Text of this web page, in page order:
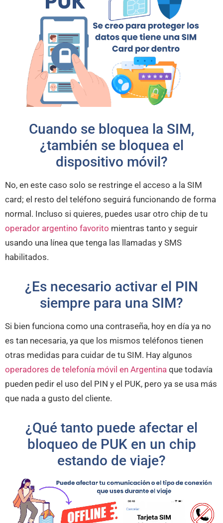
Cuando se bloquea la SIM,
¿también se bloquea el
dispositivo móvil?
No, en este caso solo se restringe el acceso a la SIM
card; el resto del teléfono seguirá funcionando de forma
normal. Incluso si quieres, puedes usar otro chip de tu
operador argentino favorito mientras tanto y seguir
usando una línea que tenga las llamadas y SMS
habilitados.
¿Es necesario activar el PIN
siempre para una SIM?
Si bien funciona como una contraseña, hoy en día ya no
es tan necesaria, ya que los mismos teléfonos tienen
otras medidas para cuidar de tu SIM. Hay algunos
operadores de telefonía móvil en Argentina que todavía
pueden pedir el uso del PIN y el PUK, pero ya se usa más
que nada a gusto del cliente.
¿Qué tanto puede afectar el
bloqueo de PUK en un chip
estando de viaje?